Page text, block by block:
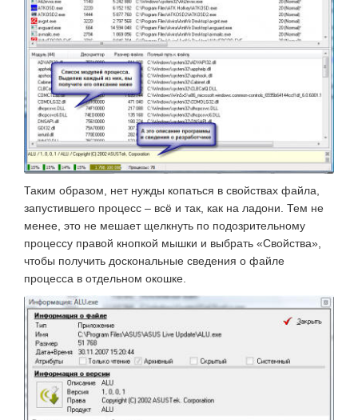
Таким образом, нет нужды копаться в свойствах файла,
запустившего процесс – всё и так, как на ладони. Тем не
менее, это не мешает щелкнуть по подозрительному
процессу правой кнопкой мышки и выбрать «Свойства»,
чтобы получить доскональные сведения о файле
процесса в отдельном окошке.